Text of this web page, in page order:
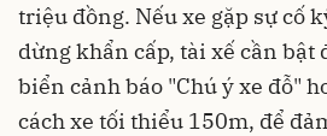
triệu đồng. Nếu xe gặp sự cố
dừng khẩn cấp, tài xế cần bật
biển cảnh báo "Chú ý xe đỗ"
cách xe tối thiểu 150m, để